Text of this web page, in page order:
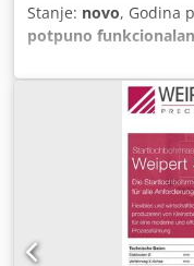
Stanje: novo, Godina
potpuno funkcionalan
startnih rupa erozijom
brzina bušenja -
(širina x dubina): 450
Hodovi X/Y/Z: 290 x
podešavanje Z: 250
mm Maksimalna
vođenja elektrode:
Spoljašnje dimenzije